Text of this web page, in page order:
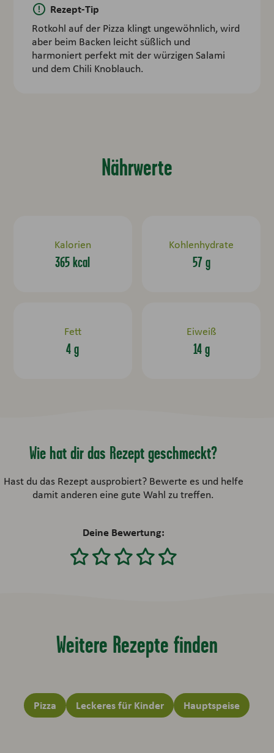
Rezept-Tip
Rotkohl auf der Pizza klingt ungewöhnlich, wird
aber beim Backen leicht süßlich und
harmoniert perfekt mit der würzigen Salami
und dem Chili Knoblauch.
Nährwerte
Kalorien
365 kcal
Kohlenhydrate
57 g
Fett
4 g
Eiweiß
14 g
Wie hat dir das Rezept geschmeckt?
Hast du das Rezept ausprobiert? Bewerte es und helfe
damit anderen eine gute Wahl zu treffen.
Deine Bewertung:
Weitere Rezepte finden
Pizza Leckeres für Kinder Hauptspeise